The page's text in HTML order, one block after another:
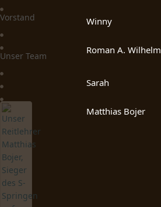
Winny
Vorstand
Roman A. Wilhelm
Unser Team
Sarah
Matthias Bojer